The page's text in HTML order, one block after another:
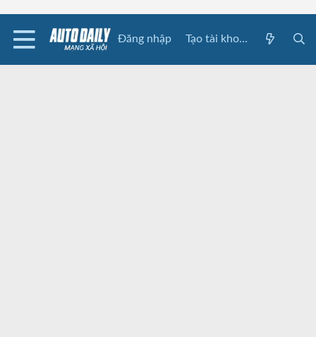
Đăng nhập Tạo tài khoản